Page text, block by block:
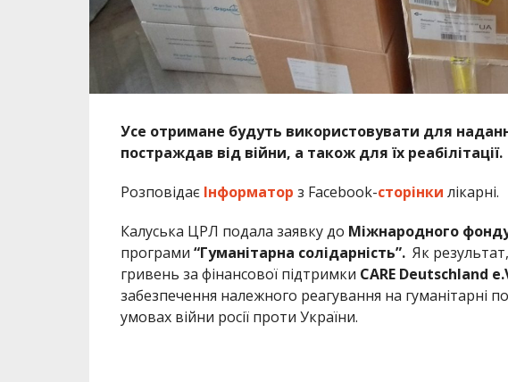
Усе отримане будуть використовувати для
постраждав від війни, а також для їх реабілітації.
Розповідає Інформатор з Facebook-сторінки лікарні.
Калуська ЦРЛ подала заявку до Міжнародного
програми “Гуманітарна солідарність”. Як
гривень за фінансової підтримки CARE Deutschland
забезпечення належного реагування на гуманітарні
умовах війни росії проти України.